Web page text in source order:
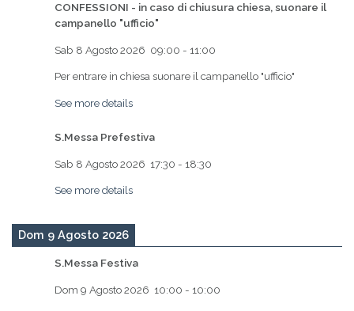
CONFESSIONI - in caso di chiusura chiesa, suonare il
campanello "ufficio"
Sab 8 Agosto 2026 09:00 - 11:00
Per entrare in chiesa suonare il campanello "ufficio"
See more details
S.Messa Prefestiva
Sab 8 Agosto 2026 17:30 - 18:30
See more details
Dom 9 Agosto 2026
S.Messa Festiva
Dom 9 Agosto 2026 10:00 - 10:00